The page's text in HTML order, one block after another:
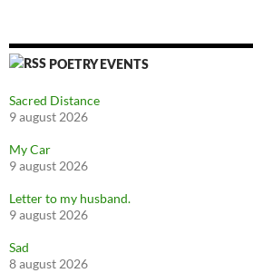
POETRY EVENTS
Sacred Distance
9 august 2026
My Car
9 august 2026
Letter to my husband.
9 august 2026
Sad
8 august 2026